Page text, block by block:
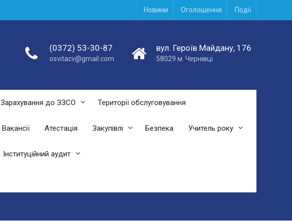
Новини Оголошення Події
(0372) 53-30-87
osvitacv@gmail.com
вул. Героїв Майдану, 176
58029 м. Чернівці
Зарахування до ЗЗСО Території обслуговування
Вакансії Атестація Закупівлі Безпека Учитель року
Інституційний аудит